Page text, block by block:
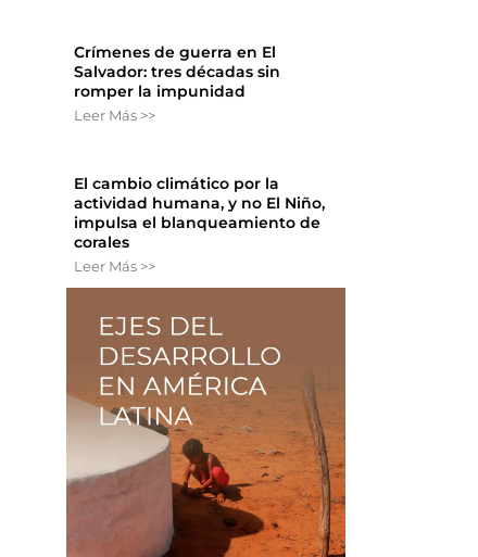
Crímenes de guerra en El
Salvador: tres décadas sin
romper la impunidad
Leer Más >>
El cambio climático por la
actividad humana, y no El Niño,
impulsa el blanqueamiento de
corales
Leer Más >>